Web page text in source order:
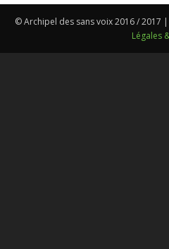
© Archipel des sans voix 2016 / 2017
Légales